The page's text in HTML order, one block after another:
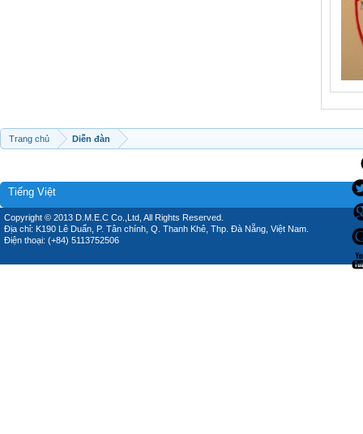
Trang chủ Diễn đàn
Tiếng Việt
Copyright © 2013 D.M.E.C Co.,Ltd, All Rights Reserved.
Địa chỉ: K190 Lê Duẩn, P. Tân chính, Q. Thanh Khê, Thp. Đà Nẵng, Việt Nam.
Điện thoại: (+84) 5113752506